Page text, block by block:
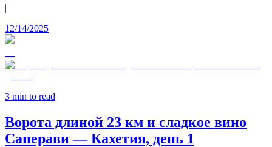
|
12/14/2025
3 min to read
Ворота длиной 23 км и сладкое вино
Саперави — Кахетия, день 1